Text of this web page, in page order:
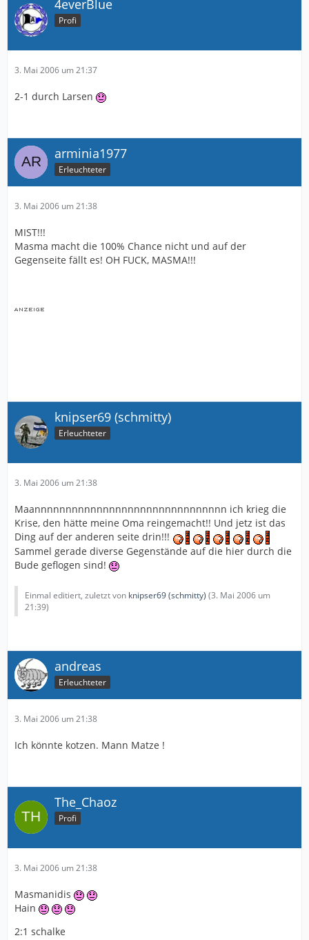
4everBlue
Profi
3. Mai 2006 um 21:37
2-1 durch Larsen
arminia1977
Erleuchteter
3. Mai 2006 um 21:38
MIST!!!
Masma macht die 100% Chance nicht und auf der
Gegenseite fällt es! OH FUCK, MASMA!!!
knipser69 (schmitty)
Erleuchteter
3. Mai 2006 um 21:38
Maannnnnnnnnnnnnnnnnnnnnnnnnnnnnnn ich krieg die
Krise, den hätte meine Oma reingemacht!! Und jetz ist das
Ding auf der anderen seite drin!!!
Sammel gerade diverse Gegenstände auf die hier durch die
Bude geflogen sind!
Einmal editiert, zuletzt von knipser69 (schmitty) (3. Mai 2006 um
21:39)
andreas
Erleuchteter
3. Mai 2006 um 21:38
Ich könnte kotzen. Mann Matze !
The_Chaoz
Profi
3. Mai 2006 um 21:38
Masmanidis
Hain
2:1 schalke